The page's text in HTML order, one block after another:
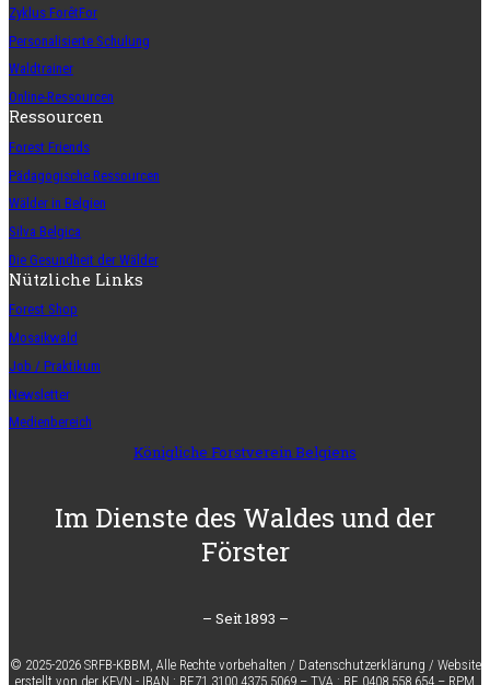
Zyklus ForêtFor
Personalisierte Schulung
Waldtrainer
Online-Ressourcen
Ressourcen
Forest Friends
Pädagogische Ressourcen
Wälder in Belgien
Silva Belgica
Die Gesundheit der Wälder
Nützliche Links
Forest Shop
Mosaikwald
Job / Praktikum
Newsletter
Medienbereich
Königliche Forstverein Belgiens
Im Dienste des Waldes und der
Förster
– Seit 1893 –
© 2025-2026 SRFB-KBBM, Alle Rechte vorbehalten / Datenschutzerklärung / Website
erstellt von der KFVN - IBAN : BE71 3100 4375 5069 – TVA : BE 0408 558 654 – RPM